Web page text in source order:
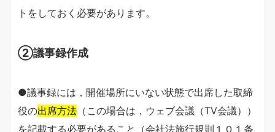
トをしておく必要があります。
②議事録作成
●議事録には，開催場所にいない状態で出席した取締
役の出席方法 （この場合は，ウェブ会議（TV会議））
を記載する必要があること（会社法施行規則１０１条